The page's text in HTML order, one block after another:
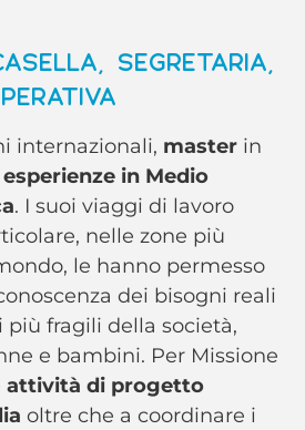
SEGRETARIA,
internazionali, master in
in Medio
. I suoi viaggi di lavoro
nelle zone più
le hanno permesso
dei bisogni reali
fragili della società,
e bambini. Per Missione
attività di progetto
oltre che a coordinare i